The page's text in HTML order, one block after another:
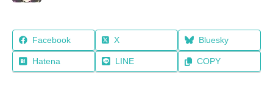
Facebook X Bluesky
Hatena LINE COPY